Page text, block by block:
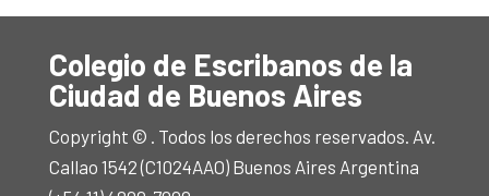
Colegio de Escribanos de la
Ciudad de Buenos Aires
Copyright © . Todos los derechos reservados. Av.
Callao 1542 (C1024AAO) Buenos Aires Argentina